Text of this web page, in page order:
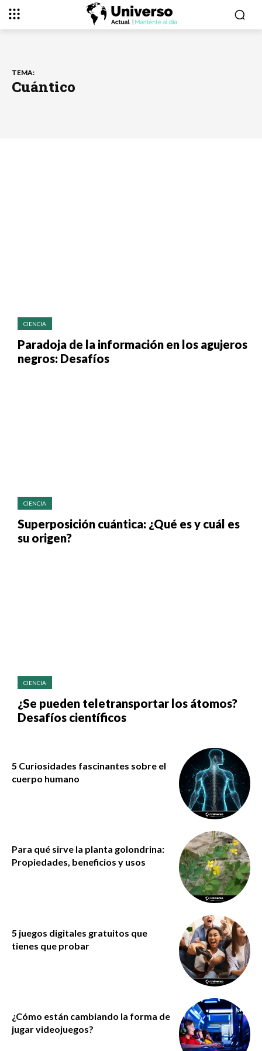
TEMA:
Cuántico
CIENCIA
Paradoja de la información en los agujeros
negros: Desafíos
CIENCIA
Superposición cuántica: ¿Qué es y cuál es
su origen?
CIENCIA
¿Se pueden teletransportar los átomos?
Desafíos científicos
5 Curiosidades fascinantes sobre el
cuerpo humano
Para qué sirve la planta golondrina:
Propiedades, beneficios y usos
5 juegos digitales gratuitos que
tienes que probar
¿Cómo están cambiando la forma de
jugar videojuegos?